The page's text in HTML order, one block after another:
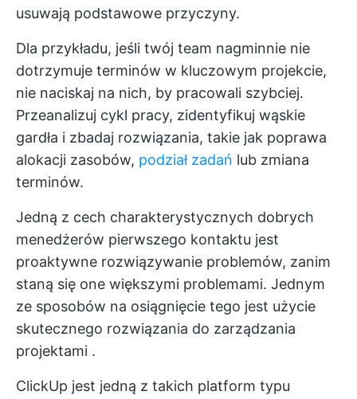
usuwają podstawowe przyczyny.
Dla przykładu, jeśli twój team nagminnie nie
dotrzymuje terminów w kluczowym projekcie,
nie naciskaj na nich, by pracowali szybciej.
Przeanalizuj cykl pracy, zidentyfikuj wąskie
gardła i zbadaj rozwiązania, takie jak poprawa
alokacji zasobów, podział zadań lub zmiana
terminów.
Jedną z cech charakterystycznych dobrych
menedżerów pierwszego kontaktu jest
proaktywne rozwiązywanie problemów, zanim
staną się one większymi problemami. Jednym
ze sposobów na osiągnięcie tego jest użycie
skutecznego rozwiązania do zarządzania
projektami .
ClickUp jest jedną z takich platform typu